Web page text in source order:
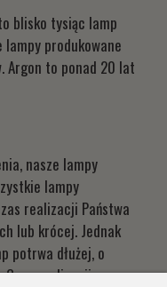
blisko tysiąc lamp
produkowane
Argon to ponad 20 lat
nasze lampy
lampy
realizacji Państwa
lub krócej. Jednak
potrwa dłużej, o
Czas realizacji